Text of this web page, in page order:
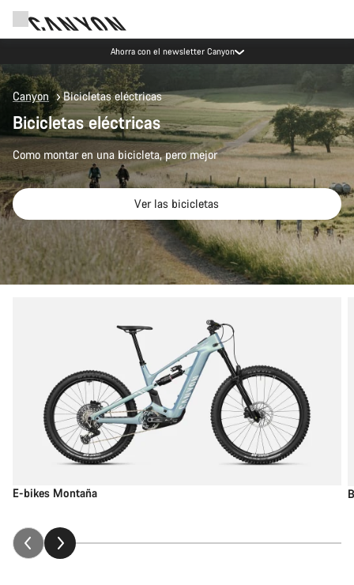
Ahorra con el newsletter Canyon
Canyon Bicicletas eléctricas
Bicicletas eléctricas
Como montar en una bicicleta, pero mejor
Ver las bicicletas
E-bikes Montaña